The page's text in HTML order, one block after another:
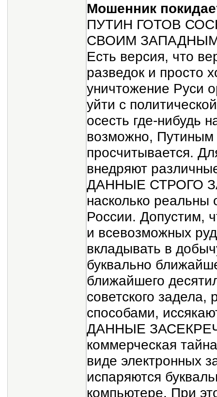
Мошенник
ПУТИН ГОТОВ
СВОИМ
Есть версия, что
разведок и просто
уничтожение Руси
уйти с
осесть где-нибудь
возможно, Путиным
просчитывается.
внедряют
ДАННЫЕ СТРОГО
насколько реальны
России. Допустим,
и всевозможных
вкладывать в
буквально
ближайшего
советского
способами,
ДАННЫЕ
коммерческая
виде электронных
испаряются
компьютере. При